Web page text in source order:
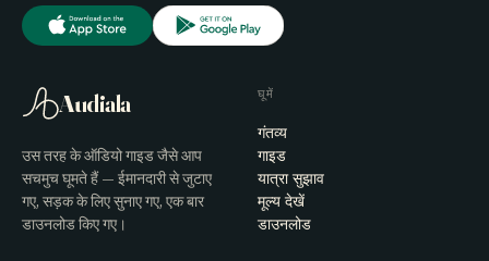
Audiala
उस तरह के ऑडियो गाइड जैसे आप
सचमुच घूमते हैं — ईमानदारी से जुटाए
गए, सड़क के लिए सुनाए गए, एक बार
डाउनलोड किए गए।
घूमें
गंतव्य
गाइड
यात्रा सुझाव
मूल्य देखें
डाउनलोड